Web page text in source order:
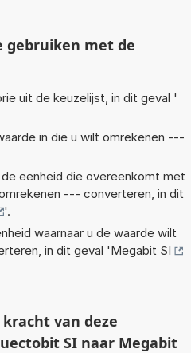
gebruiken met de
uit de keuzelijst, in dit geval '
in die u wilt omrekenen ---
eenheid die overeenkomt met
--- converteren, in dit
'.
waarnaar u de waarde wilt
in dit geval 'Megabit SI
van deze
SI naar Megabit